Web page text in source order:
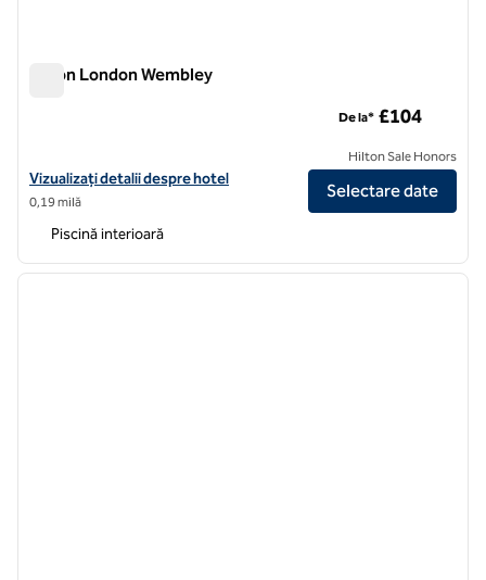
Hilton London Wembley
Vizualizați detaliile hotelului Hilton London Wembley
Vizualizați detalii despre hotel
0,19 milă
De la* £104
Hilton Sale Honors
Selectare date
Piscină interioară
1 din 12